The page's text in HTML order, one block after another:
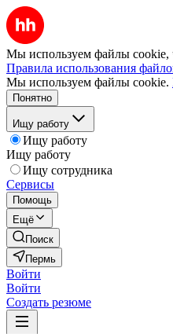
Мы используем файлы cookie,
Правила использования
Мы используем файлы cookie.
Понятно
Ищу работу
Ищу работу
Ищу работу
Ищу сотрудника
Сервисы
Помощь
Ещё
Поиск
Пермь
Войти
Войти
Создать резюме